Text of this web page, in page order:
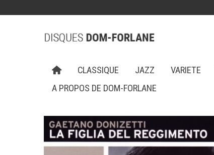
CLASSIQUE JAZZ VARIETE
A PROPOS DE DOM-FORLANE